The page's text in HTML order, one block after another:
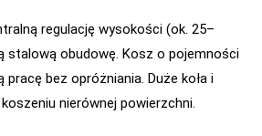
regulację wysokości (ok. 25–
stalową obudowę. Kosz o pojemności
pracę bez opróżniania. Duże koła i
nierównej powierzchni.